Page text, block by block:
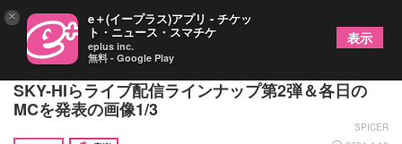
有料生配信『ビバラ!オンライン 2024』HYDE、
SKY-HIらライブ配信ラインナップ第2弾＆各日の
MCを発表の画像1/3
SPICER
× e＋(イープラス)アプリ - チケッ
ト・ニュース・スマチケ
eplus inc.
無料 - Google Play
表示